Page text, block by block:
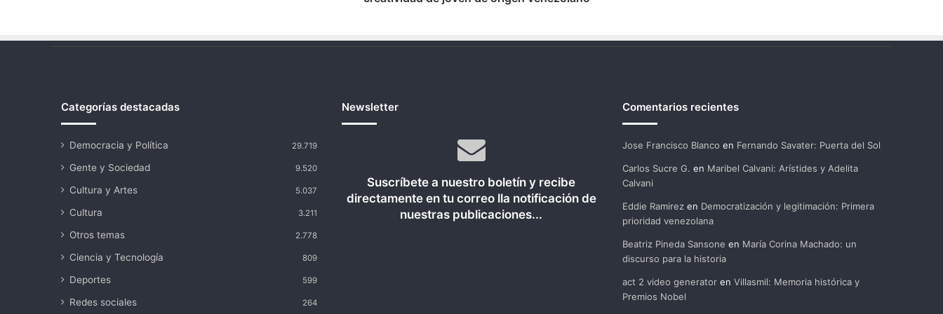
Categorías destacadas
Democracia y Política 29.719
Gente y Sociedad 9.520
Cultura y Artes 5.037
Cultura 3.211
Otros temas 2.778
Ciencia y Tecnología 809
Deportes 599
Redes sociales 264
Newsletter
Suscríbete a nuestro boletín y recibe
directamente en tu correo lla notificación de
nuestras publicaciones...
Comentarios recientes
Jose Francisco Blanco en Fernando Savater: Puerta del Sol
Carlos Sucre G. en Maribel Calvani: Arístides y Adelita
Calvani
Eddie Ramirezen Democratización y legitimación: Primera
prioridad venezolana
Beatriz Pineda Sansone en María Corina Machado: un
discurso para la historia
act 2 video generatoren Villasmil: Memoria histórica y
Premios Nobel